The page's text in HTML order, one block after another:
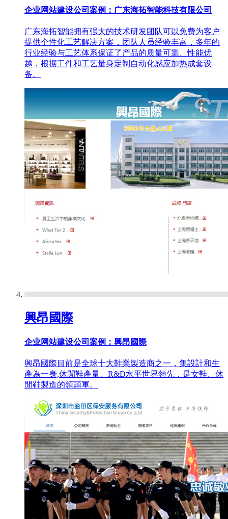
企业网站建设公司案例：广东海拓智能科技有限公司
广东海拓智能拥有强大的技术研发团队可以免费为客户
提供个性化工艺解决方案，团队人员经验丰富，多年的
行业经验与工艺体系保证了产品的质量可靠、性能优
越，根据工件和工艺量身定制自动化感应加热成套设
备。
興昂國際
企业网站建设公司案例：興昂國際
興昂國際目前是全球十大鞋業製造商之一，集設計和生
產為一身,休閒鞋產量、R&D水平世界領先，是女鞋、休
閒鞋製造的領頭軍。